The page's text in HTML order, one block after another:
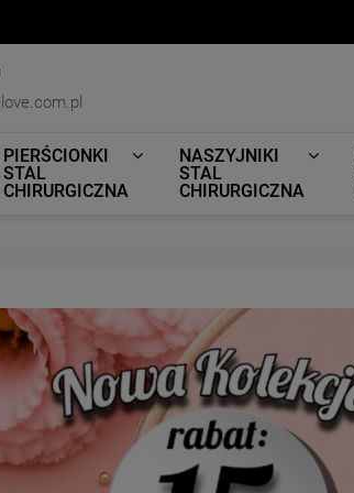
PIERŚCIONKI
STAL
CHIRURGICZNA
NASZYJNIKI
STAL
CHIRURGICZNA